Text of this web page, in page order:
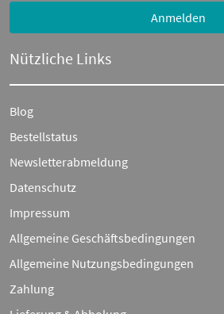
Anmelden
Nützliche Links
Blog
Bestellstatus
Newsletterabmeldung
Datenschutz
Impressum
Allgemeine Geschäftsbedingungen
Allgemeine Nutzungsbedingungen
Zahlung